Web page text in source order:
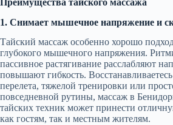
1. Снимает мышечное напряжение и
Тайский массаж особенно хорошо
глубокого мышечного напряжения.
пассивное растягивание расслабляют
повышают гибкость.
перелета, тяжелой тренировки или
повседневной рутины, массаж в
тайских техник может принести
как гостям, так и местным жителям.